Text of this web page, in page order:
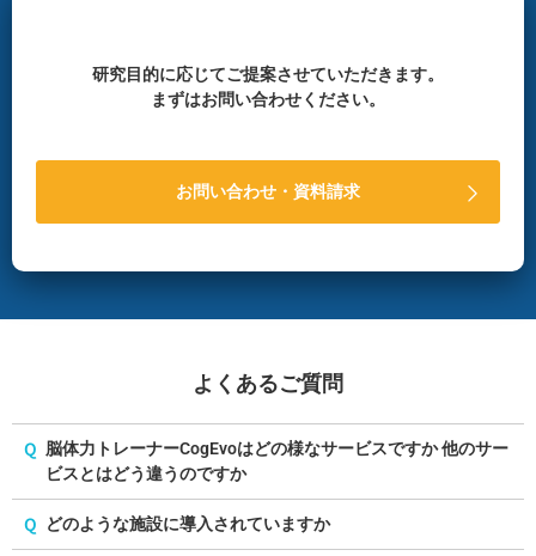
研究目的に応じてご提案させていただきます。
まずはお問い合わせください。
お問い合わせ・資料請求
よくあるご質問
Q 脳体力トレーナーCogEvoはどの様なサービスですか 他のサー
ビスとはどう違うのですか
Q どのような施設に導入されていますか